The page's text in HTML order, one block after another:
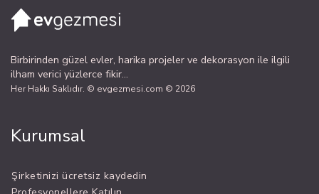
Birbirinden güzel evler, harika projeler ve dekorasyon ile ilgili
ilham verici yüzlerce fikir...
Her Hakkı Saklıdır. © evgezmesi.com © 2026
Kurumsal
Şirketinizi ücretsiz kaydedin